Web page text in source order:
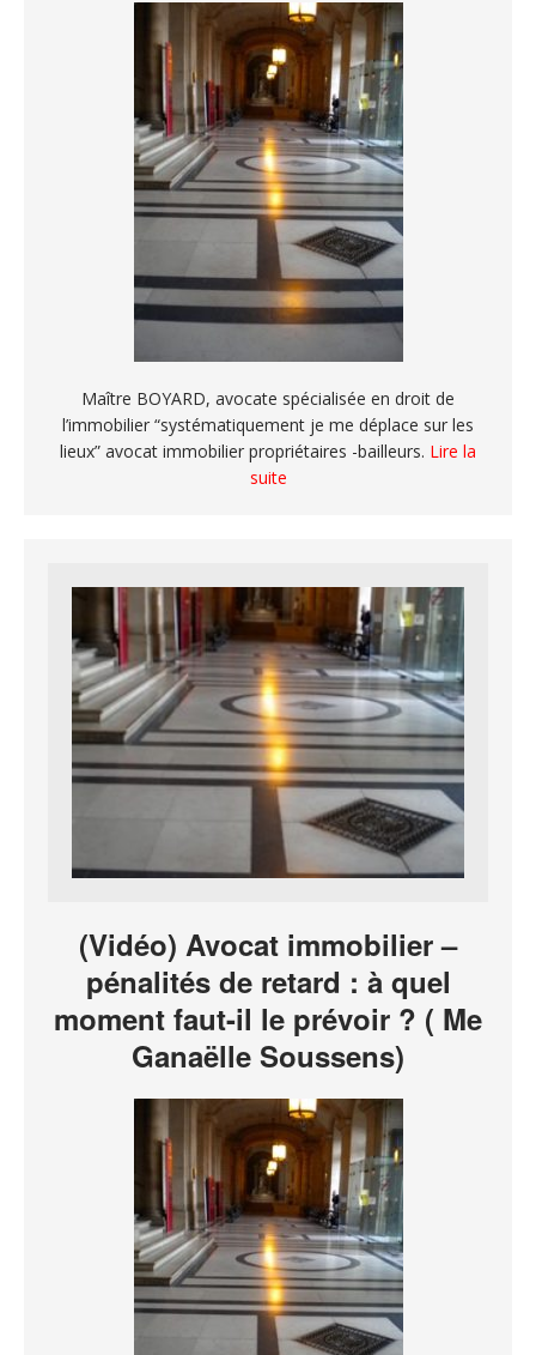
Maître BOYARD, avocate spécialisée en droit de
l’immobilier “systématiquement je me déplace sur les
lieux” avocat immobilier propriétaires -bailleurs. Lire la
suite
(Vidéo) Avocat immobilier –
pénalités de retard : à quel
moment faut-il le prévoir ? ( Me
Ganaëlle Soussens)